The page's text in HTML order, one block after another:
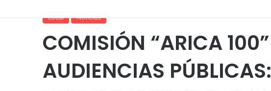
Local Noticias
COMISIÓN “ARICA
AUDIENCIAS